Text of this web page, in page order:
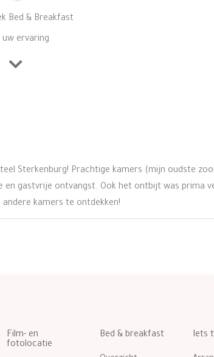
Bed & Breakfast
uw ervaring
Sterkenburg! Prachtige kamers (mijn oudste
en gastvrije ontvangst. Ook het ontbijt was prima
kamers te ontdekken!
Film- en
fotolocatie
Bed & breakfast Iets